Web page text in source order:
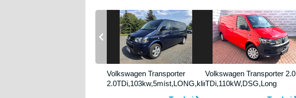
Volkswagen Transporter
2.0TDi,103kw,5míst,LONG,klima.
Volkswagen Transporter 2.0
TDi,110kW,DSG,Long